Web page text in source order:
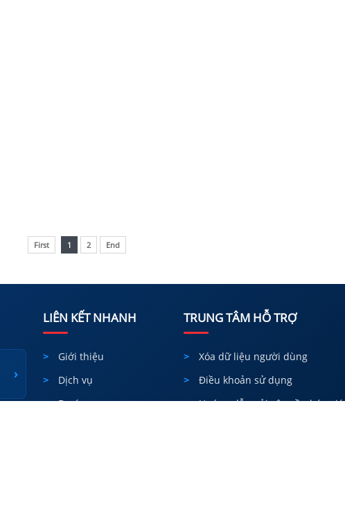
First
1 2 End
›
LIÊN KẾT NHANH
Giới thiệu
Dịch vụ
Dự án
TRUNG TÂM HỖ TRỢ
Xóa dữ liệu người dùng
Điều khoản sử dụng
Hướng dẫn gửi yêu cầu báo giá